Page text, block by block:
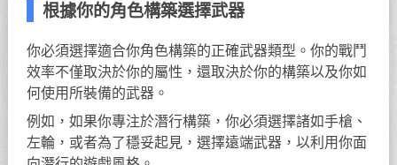
根據你的角色構築選擇武器
你必須選擇適合你角色構築的正確武器類型。你的戰鬥
效率不僅取決於你的屬性，還取決於你的構築以及你如
何使用所裝備的武器。
例如，如果你專注於潛行構築，你必須選擇諸如手槍、
左輪，或者為了穩妥起見，選擇遠端武器，以利用你面